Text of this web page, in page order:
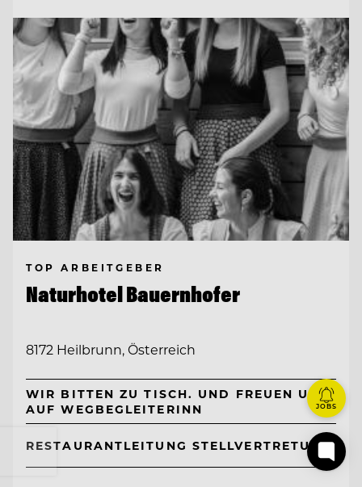
TOP ARBEITGEBER
Naturhotel Bauernhofer
8172 Heilbrunn, Österreich
WIR BITTEN ZU TISCH. UND FREUEN UNS
AUF WEGBEGLEITERINN
RESTAURANTLEITUNG STELLVERTRETUNG
JOBS